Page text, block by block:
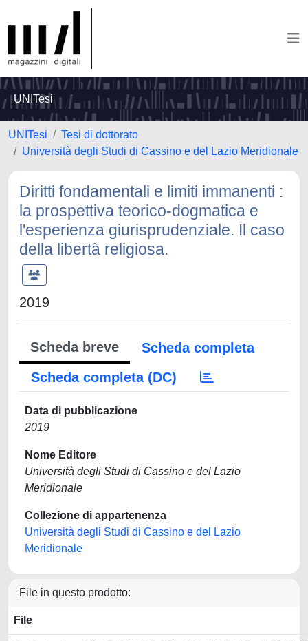
UNITesi
UNITesi
Tesi di dottorato
Università degli Studi di Cassino e del Lazio Meridionale
Diritti fondamentali e limiti immanenti :
la prospettiva teorico-dogmatica e
l'esperienza giurisprudenziale. Il caso
della libertà religiosa.
2019
Scheda breve
Scheda completa
Scheda completa (DC)
Data di pubblicazione
2019
Nome Editore
Università degli Studi di Cassino e del Lazio
Meridionale
Collezione di appartenenza
Università degli Studi di Cassino e del Lazio
Meridionale
File in questo prodotto:
File